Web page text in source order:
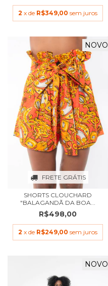
2 x de R$349,00 sem juros
FRETE GRÁTIS
NOVO
SHORTS CLOUCHARD
"BALAGANDÃ DA BOA...
R$498,00
2 x de R$249,00 sem juros
NOVO